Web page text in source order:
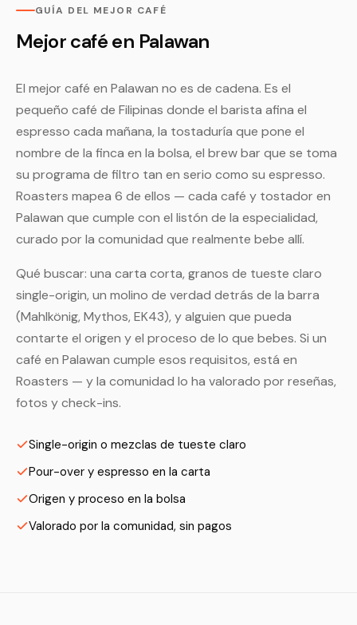
GUÍA DEL MEJOR CAFÉ
Mejor café en Palawan
El mejor café en Palawan no es de cadena. Es el
pequeño café de Filipinas donde el barista afina el
espresso cada mañana, la tostaduría que pone el
nombre de la finca en la bolsa, el brew bar que se toma
su programa de filtro tan en serio como su espresso.
Roasters mapea 6 de ellos — cada café y tostador en
Palawan que cumple con el listón de la especialidad,
curado por la comunidad que realmente bebe allí.
Qué buscar: una carta corta, granos de tueste claro
single-origin, un molino de verdad detrás de la barra
(Mahlkönig, Mythos, EK43), y alguien que pueda
contarte el origen y el proceso de lo que bebes. Si un
café en Palawan cumple esos requisitos, está en
Roasters — y la comunidad lo ha valorado por reseñas,
fotos y check-ins.
Single-origin o mezclas de tueste claro
Pour-over y espresso en la carta
Origen y proceso en la bolsa
Valorado por la comunidad, sin pagos